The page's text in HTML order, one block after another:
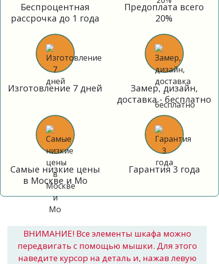
Беспроцентная
рассрочка до 1 года
Предоплата всего
20%
Изготовление 7 дней
Замер, дизайн,
доставка - бесплатно
Самые низкие цены
в Москве и Мо
Гарантия 3 года
ВНИМАНИЕ! Все элементы шкафа можно
передвигать с помощью мышки. Для этого
наведите курсор на деталь и, нажав левую